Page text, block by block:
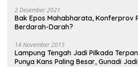
2 Desember 2021
Bak Epos Mahabharata, Konferprov
Berdarah-Darah?
14 November 2015
Lampung Tengah Jadi Pilkada
Punya Kans Paling Besar, Gunadi